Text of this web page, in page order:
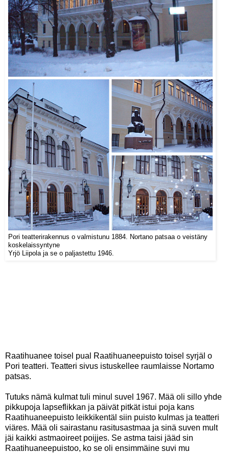
Pori teatterirakennus o valmistunu 1884. Nortano patsaa o veistäny
koskelaissyntyne
Yrjö Liipola ja se o paljastettu 1946.
Raatihuanee toisel pual Raatihuaneepuisto toisel syrjäl o
Pori teatteri. Teatteri sivus istuskellee raumlaisse Nortamo
patsas.
Tutuks nämä kulmat tuli minul suvel 1967. Mää oli sillo yhde
pikkupoja lapseflikkan ja päivät pitkät istui poja kans
Raatihuaneepuisto leikkikentäl siin puisto kulmas ja teatteri
viäres. Mää oli sairastanu rasitusastmaa ja sinä suven mult
jäi kaikki astmaoireet poijjes. Se astma taisi jääd sin
Raatihuaneepuistoo, ko se oli ensimmäine suvi mu